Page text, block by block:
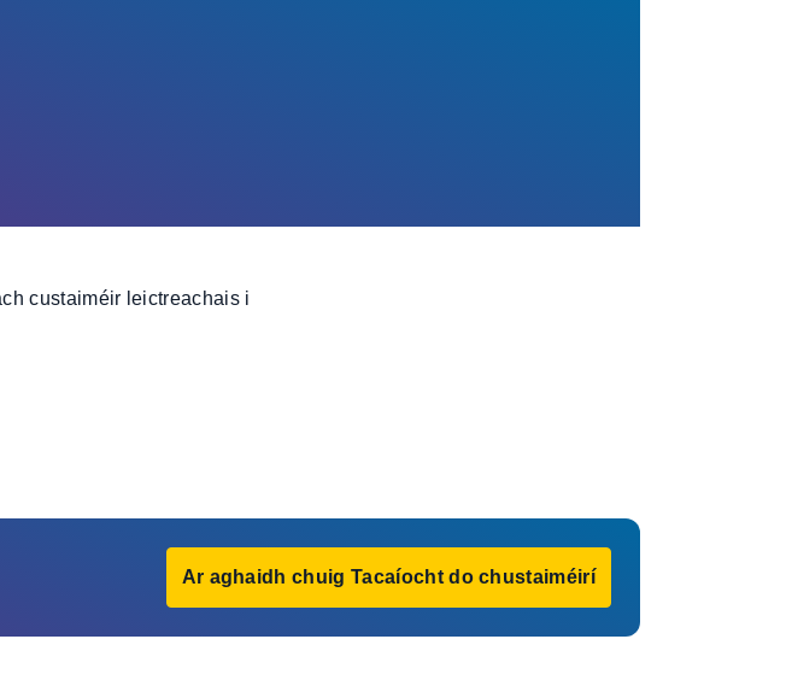
custaiméir leictreachais i
Ar aghaidh chuig Tacaíocht do chustaiméirí